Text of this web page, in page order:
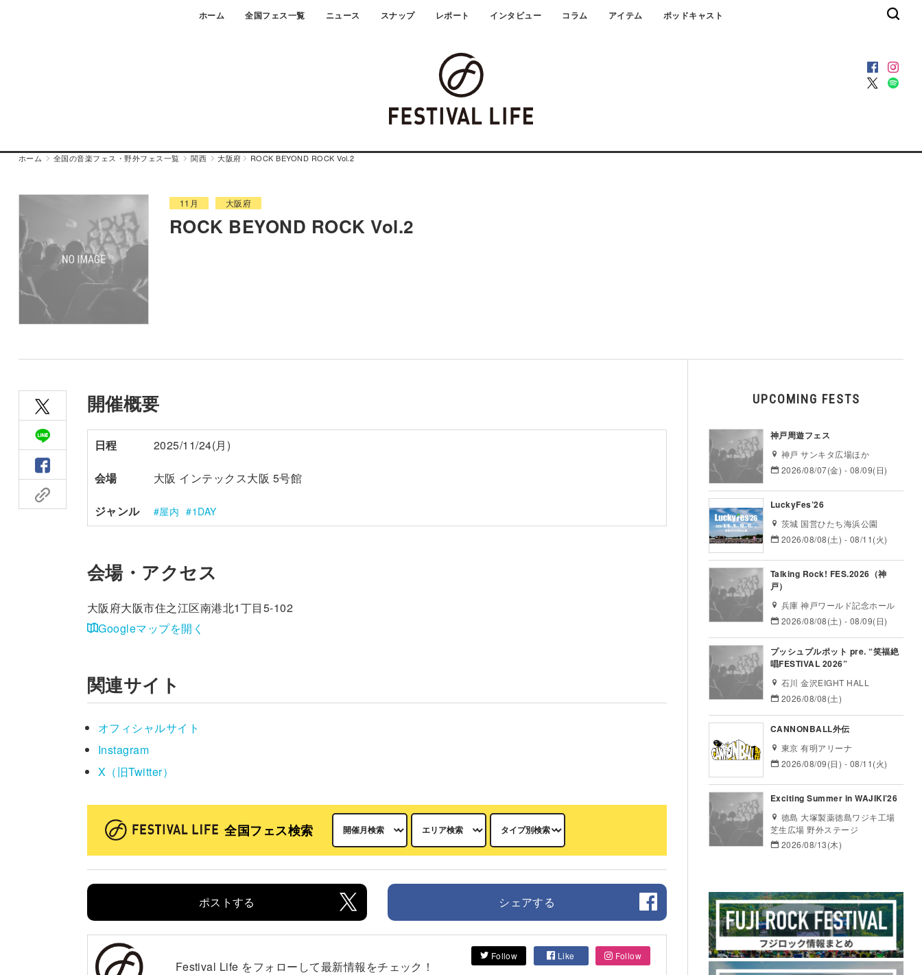
ホーム 全国フェス一覧 ニュース スナップ レポート インタビュー コラム アイテム ポッドキャスト
ホーム 全国の音楽フェス・野外フェス一覧 関西 大阪府 ROCK BEYOND ROCK Vol.2
11月 大阪府
ROCK BEYOND ROCK Vol.2
開催概要
日程 2025/11/24(月)
会場 大阪 インテックス大阪 5号館
ジャンル 屋内 1DAY
会場・アクセス
大阪府大阪市住之江区南港北1丁目5-102
Googleマップを開く
関連サイト
オフィシャルサイト
Instagram
X（旧Twitter）
全国フェス検索
ポストする シェアする
Festival Life をフォローして最新情報をチェック！
Follow Like Follow
UPCOMING FESTS
神戸周遊フェス
神戸 サンキタ広場ほか
2026/08/07(金) - 08/09(日)
LuckyFes’26
茨城 国営ひたち海浜公園
2026/08/08(土) - 08/11(火)
Talking Rock! FES.2026（神
戸）
兵庫 神戸ワールド記念ホール
2026/08/08(土) - 08/09(日)
プッシュプルポット pre. “笑福絶
唱FESTIVAL 2026”
石川 金沢EIGHT HALL
2026/08/08(土)
CANNONBALL外伝
東京 有明アリーナ
2026/08/09(日) - 08/11(火)
Exciting Summer in WAJIKI’26
徳島 大塚製薬徳島ワジキ工場
芝生広場 野外ステージ
2026/08/13(木)